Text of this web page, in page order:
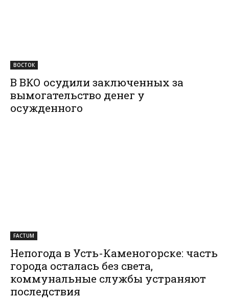
ВОСТОК
В ВКО осудили заключенных за
вымогательство денег у
осужденного
FACTUM
Непогода в Усть-Каменогорске: часть
города осталась без света,
коммунальные службы устраняют
последствия